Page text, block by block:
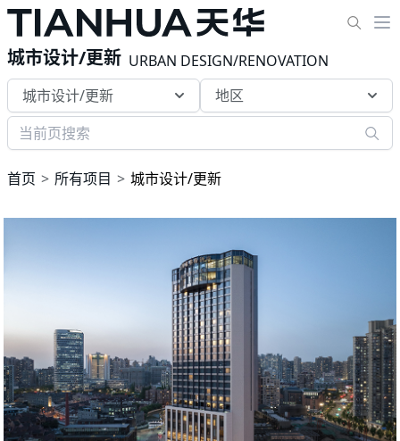
城市设计/更新 URBAN DESIGN/RENOVATION
城市设计/更新
地区
首页 所有项目 城市设计/更新